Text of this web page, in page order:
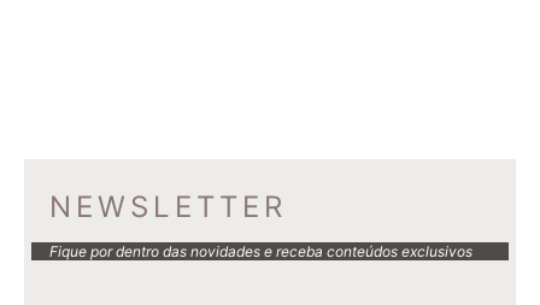
NEWSLETTER
Fique por dentro das novidades e receba conteúdos exclusivos